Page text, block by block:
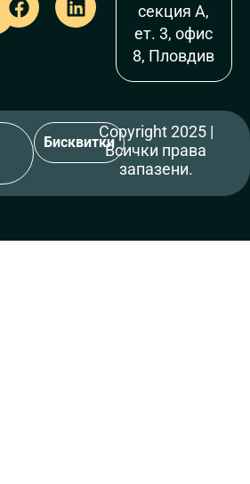
секция А,
ет. 3, офис
8, Пловдив
Бисквитки
Copyright 2025 |
Всички права
запазени.